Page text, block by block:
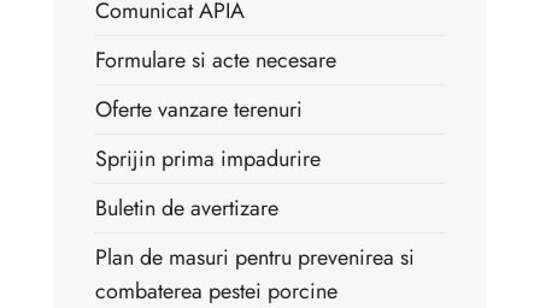
Comunicat APIA
Formulare si acte necesare
Oferte vanzare terenuri
Sprijin prima impadurire
Buletin de avertizare
Plan de masuri pentru prevenirea si
combaterea pestei porcine